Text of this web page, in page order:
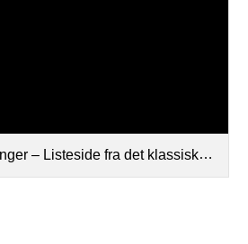
Listeside fra det klassiske Google Sites